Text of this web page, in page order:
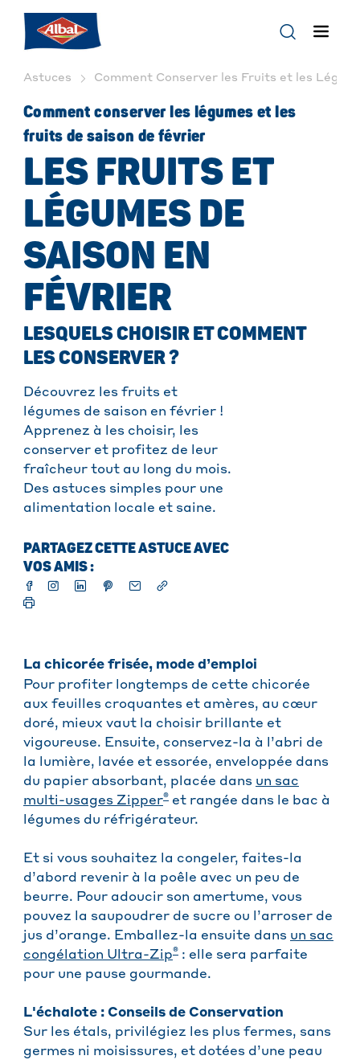
Astuces Comment Conserver les Fruits et les
Comment conserver les légumes et les
fruits de saison de février
LES FRUITS ET
LÉGUMES DE
SAISON EN
FÉVRIER
LESQUELS CHOISIR ET COMMENT
LES CONSERVER ?
Découvrez les fruits et
légumes de saison en février !
Apprenez à les choisir, les
conserver et profitez de leur
fraîcheur tout au long du mois.
Des astuces simples pour une
alimentation locale et saine.
PARTAGEZ CETTE ASTUCE AVEC
VOS AMIS :
La chicorée frisée, mode d’emploi
Pour profiter longtemps de cette chicorée
aux feuilles croquantes et amères, au cœur
doré, mieux vaut la choisir brillante et
vigoureuse. Ensuite, conservez-la à l’abri de
la lumière, lavée et essorée, enveloppée dans
du papier absorbant, placée dans un sac
multi-usages Zipper® et rangée dans le bac à
légumes du réfrigérateur.
Et si vous souhaitez la congeler, faites-la
d’abord revenir à la poêle avec un peu de
beurre. Pour adoucir son amertume, vous
pouvez la saupoudrer de sucre ou l’arroser de
jus d’orange. Emballez-la ensuite dans un sac
congélation Ultra-Zip® : elle sera parfaite
pour une pause gourmande.
L'échalote : Conseils de Conservation
Sur les étals, privilégiez les plus fermes, sans
germes ni moisissures, et dotées d’une peau